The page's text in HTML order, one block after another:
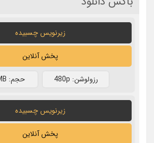
زیرنویس چسبیده
پخش آنلاین
رزولوشن: 480p حجم: 630MB
زیرنویس چسبیده
پخش آنلاین